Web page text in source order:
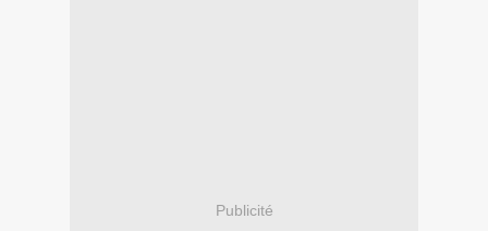
Publicité